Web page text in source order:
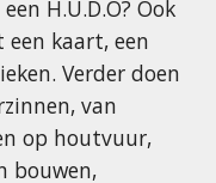
H.U.D.O? Ook
kaart, een
Verder doen
van
op houtvuur,
bouwen,